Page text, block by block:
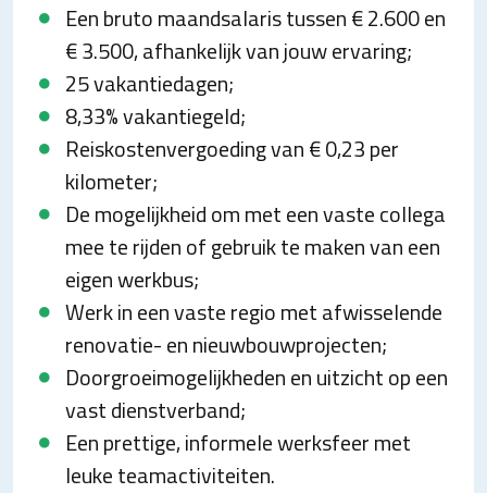
Een bruto maandsalaris tussen € 2.600 en
€ 3.500, afhankelijk van jouw ervaring;
25 vakantiedagen;
8,33% vakantiegeld;
Reiskostenvergoeding van € 0,23 per
kilometer;
De mogelijkheid om met een vaste collega
mee te rijden of gebruik te maken van een
eigen werkbus;
Werk in een vaste regio met afwisselende
renovatie- en nieuwbouwprojecten;
Doorgroeimogelijkheden en uitzicht op een
vast dienstverband;
Een prettige, informele werksfeer met
leuke teamactiviteiten.